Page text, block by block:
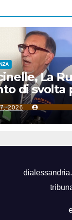
La
di svolta
sul
2026